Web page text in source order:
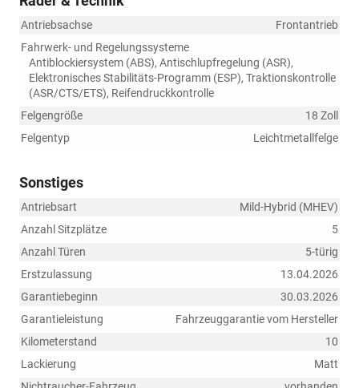
Antriebsachse
Frontantrieb
Fahrwerk- und Regelungssysteme
Antiblockiersystem (ABS), Antischlupfregelung (ASR),
Elektronisches Stabilitäts-Programm (ESP), Traktionskontrolle
(ASR/CTS/ETS), Reifendruckkontrolle
Felgengröße
18 Zoll
Felgentyp
Leichtmetallfelge
Sonstiges
Antriebsart
Mild-Hybrid (MHEV)
Anzahl Sitzplätze
5
Anzahl Türen
5-türig
Erstzulassung
13.04.2026
Garantiebeginn
30.03.2026
Garantieleistung
Fahrzeuggarantie vom Hersteller
Kilometerstand
10
Lackierung
Matt